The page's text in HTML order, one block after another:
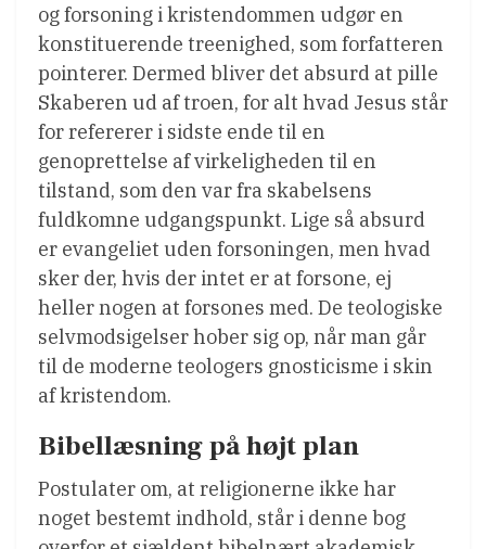
og forsoning i kristendommen udgør en
konstituerende treenighed, som forfatteren
pointerer. Dermed bliver det absurd at pille
Skaberen ud af troen, for alt hvad Jesus står
for refererer i sidste ende til en
genoprettelse af virkeligheden til en
tilstand, som den var fra skabelsens
fuldkomne udgangspunkt. Lige så absurd
er evangeliet uden forsoningen, men hvad
sker der, hvis der intet er at forsone, ej
heller nogen at forsones med. De teologiske
selvmodsigelser hober sig op, når man går
til de moderne teologers gnosticisme i skin
af kristendom.
Bibellæsning på højt plan
Postulater om, at religionerne ikke har
noget bestemt indhold, står i denne bog